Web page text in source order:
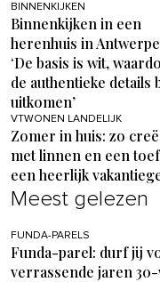
BINNENKIJKEN
Binnenkijken in een
herenhuis in
‘De basis is wit,
de authentieke details
uitkomen’
VTWONEN LANDELIJK
Zomer in huis: zo
met linnen en een
een heerlijk
Meest gelezen
FUNDA-PARELS
Funda-parel: durf jij
verrassende jaren